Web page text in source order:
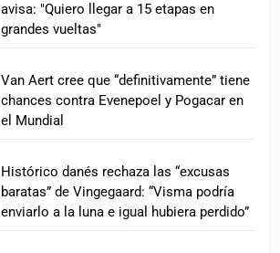
avisa: "Quiero llegar a 15 etapas en
grandes vueltas"
Van Aert cree que “definitivamente” tiene
chances contra Evenepoel y Pogacar en
el Mundial
Histórico danés rechaza las “excusas
baratas” de Vingegaard: “Visma podría
enviarlo a la luna e igual hubiera perdido”